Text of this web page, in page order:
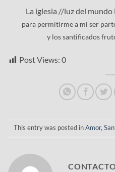
La iglesia //luz del
para permitirme a mi ser
y los santificados
Post Views: 0
This entry was posted inAmor,